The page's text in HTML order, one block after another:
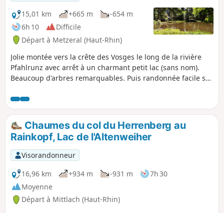
15,01 km
+665 m
-654 m
6h 10
Difficile
Départ à Metzeral (Haut-Rhin)
Jolie montée vers la crête des Vosges le long de la rivière
Pfahlrunz avec arrêt à un charmant petit lac (sans nom).
Beaucoup d'arbres remarquables. Puis randonnée facile sur
fermes auberges de Salzbach et de Uff Rain avec des
panoramas sur les sommets vosgiens.
Chaumes du col du Herrenberg au
Rainkopf, Lac de l'Altenweiher
Visorandonneur
16,96 km
+934 m -931 m
7h 30
Moyenne
Départ à Mittlach (Haut-Rhin)